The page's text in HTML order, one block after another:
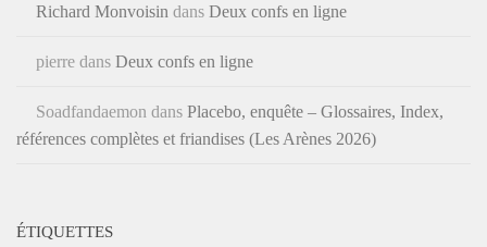
Richard Monvoisin dans Deux confs en ligne
pierre dans Deux confs en ligne
Soadfandaemon dans Placebo, enquête – Glossaires, Index,
références complètes et friandises (Les Arènes 2026)
ÉTIQUETTES